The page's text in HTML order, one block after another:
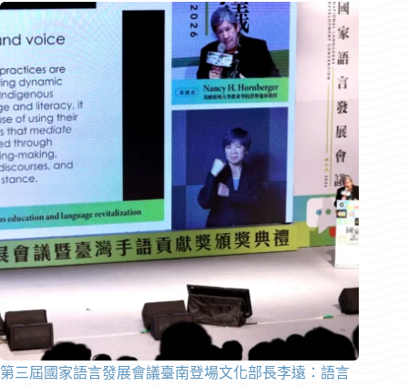
第三屆國家語言發展會議臺南登場文化部長李遠：語言